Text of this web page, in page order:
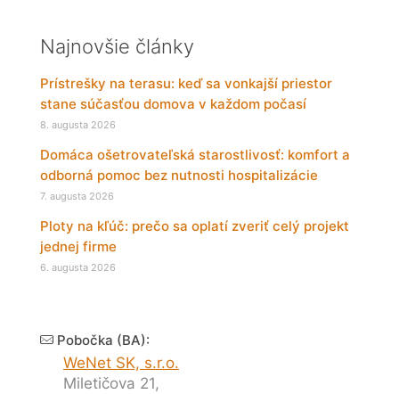
Najnovšie články
Prístrešky na terasu: keď sa vonkajší priestor
stane súčasťou domova v každom počasí
8. augusta 2026
Domáca ošetrovateľská starostlivosť: komfort a
odborná pomoc bez nutnosti hospitalizácie
7. augusta 2026
Ploty na kľúč: prečo sa oplatí zveriť celý projekt
jednej firme
6. augusta 2026
Pobočka (BA):
WeNet SK, s.r.o.
Miletičova 21,